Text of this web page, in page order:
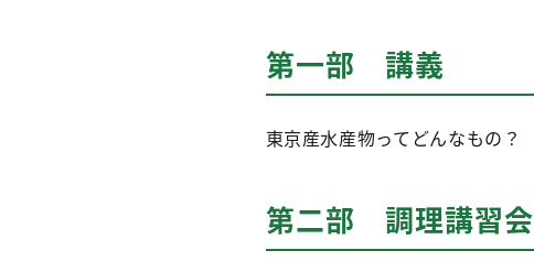
第一部 講義
東京産水産物ってどんなもの？
第二部 調理講習会